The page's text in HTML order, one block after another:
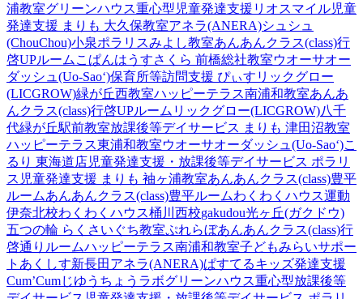
浦教室グリーンハウス重心型児童発達支援 リオスマイル児童
発達支援 まりも 大久保教室アネラ(ANERA)シュシュ
(ChouChou)小泉ポラリスみよし教室あんあんクラス(class)行
啓UPルーム こぱんはうすさくら 前橋総社教室ウオーサオー
ダッシュ(Uo-Sao‘)保育所等訪問支援 ぴぃす リックグロー
(LICGROW)緑が丘西教室ハッピーテラス南浦和教室あんあ
んクラス(class)行啓UPルーム リックグロー(LICGROW)八千
代緑が丘駅前教室放課後等デイサービス まりも 津田沼教室
ハッピーテラス東浦和教室ウオーサオーダッシュ(Uo-Sao‘)こ
るり 東海道店児童発達支援・放課後等デイサービス ポラリ
ス 児童発達支援 まりも 袖ヶ浦教室あんあんクラス(class)豊平
ルームあんあんクラス(class)豊平ルームわくわくハウス運動
伊奈北校わくわくハウス桶川西校gakudou光ヶ丘(ガクドウ)
五つの輪 らくさいぐち教室ぷれらぼあんあんクラス(class)行
啓通りルームハッピーテラス南浦和教室子どもみらいサポー
トあくしす新長田 アネラ(ANERA)ぱすてるキッズ発達支援
Cum’Cumじゆうちょうラボグリーンハウス重心型放課後等